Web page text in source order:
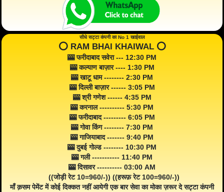
सीधे सट्टा कंपनी का No 1 खाईवाल
⭕️ RAM BHAI KHAIWAL ⭕️
🎰 फरीदाबाद सवेरा --- 12:30 PM
🎰 कल्याण बाज़ार ---- 1:30 PM
🎰 खाटू धाम -------- 2:30 PM
🎰 दिल्ली बाज़ार ------ 3:05 PM
🎰 श्री गणेश ------ 4:35 PM
🎰 करनाल ---------- 5:30 PM
🎰 फरीदाबाद --------- 6:05 PM
🎰 गोवा किंग -------- 7:30 PM
🎰 गाजियाबाद ------- 9:40 PM
🎰 दुबई गोल्ड -------- 10:30 PM
🎰 गली ----------- 11:40 PM
🎰 दिसावर ---------- 03:00 AM
((जोड़ी रेट 10=960/-)) ((हरूफ़ रेट 100=960/-))
माँ क़सम पेमेंट में कोई दिक्कत नहीं आयेगी एक बार सेवा का मोका ज़रूर दे सट्टा कंपनी